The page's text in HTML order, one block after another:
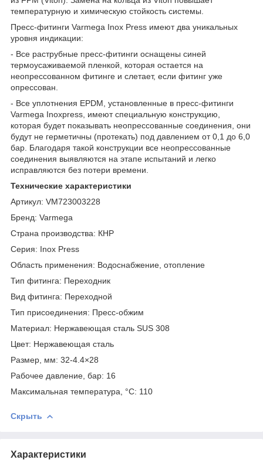
температурную и химическую стойкость системы.
Пресс-фитинги Varmega Inox Press имеют два уникальных
уровня индикации:
- Все раструбные пресс-фитинги оснащены синей
термоусаживаемой пленкой, которая остается на
неопрессованном фитинге и слетает, если фитинг уже
опрессован.
- Все уплотнения EPDM, установленные в пресс-фитинги
Varmega Inoxpress, имеют специальную конструкцию,
которая будет показывать неопрессованные соединения, они
будут не герметичны (протекать) под давлением от 0,1 до 6,0
бар. Благодаря такой конструкции все неопрессованные
соединения выявляются на этапе испытаний и легко
исправляются без потери времени.
Технические характеристики
Артикул: VM723003228
Бренд: Varmega
Страна производства: КНР
Серия: Inox Press
Область применения: Водоснабжение, отопление
Тип фитинга: Переходник
Вид фитинга: Переходной
Тип присоединения: Пресс-обжим
Материал: Нержавеющая сталь SUS 308
Цвет: Нержавеющая сталь
Размер, мм: 32-4.4×28
Рабочее давление, бар: 16
Максимальная температура, °С: 110
Скрыть
Характеристики